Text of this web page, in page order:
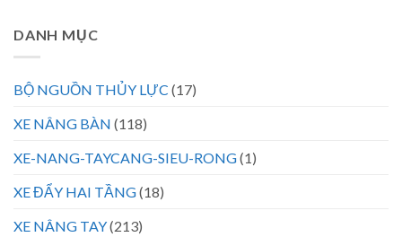
DANH MỤC
BỘ NGUỒN THỦY LỰC (17)
XE NÂNG BÀN (118)
XE-NANG-TAYCANG-SIEU-RONG(1)
XE ĐẨY HAI TẦNG(18)
XE NÂNG TAY(213)